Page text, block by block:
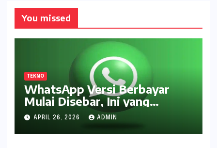
You missed
TEKNO
WhatsApp Versi Berbayar
Mulai Disebar, Ini yang
Didapat Pengguna
APRIL 26, 2026 ADMIN